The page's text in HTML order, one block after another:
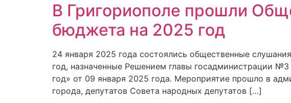
В Григориополе прошли
бюджета на 2025 год
24 января 2025 года состоялись общественные
год, назначенные Решением главы госадминистрации
год» от 09 января 2025 года. Мероприятие прошло в
города, депутатов Совета народных депутатов […]